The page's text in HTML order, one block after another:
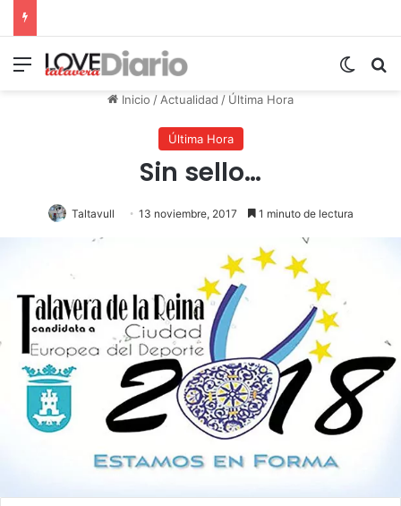
Menú
Inicio /Actualidad / Última Hora
Última Hora
Sin sello…
Taltavull 13 noviembre, 2017 1 minuto de lectura